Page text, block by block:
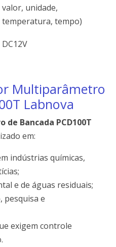
valor, unidade,
temperatura, tempo)
DC12V
Multiparâmetro
Labnova
Bancada PCD100T
em:
indústrias químicas,
e de águas residuais;
pesquisa e
exigem controle